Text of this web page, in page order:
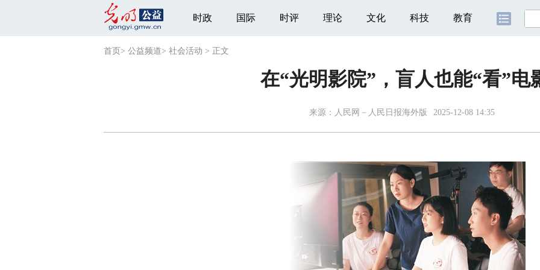
时政 国际 时评 理论 文化 科技 教育
首页 > 公益频道> 社会活动 > 正文
在“光明影院”，盲人也能“看”电
来源： 人民网－人民日报海外版 2025-12-08 14:35